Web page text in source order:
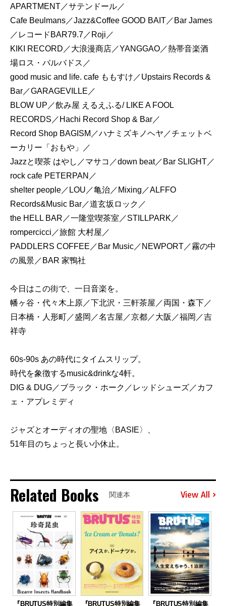
APARTMENT／サテンドール／
Cafe Beulmans／Jazz&Coffee GOOD BAIT／Bar James
／レコードBAR79.7／Roji／
KIKI RECORD／大浪漫商店／YANGGAO／熱帯音楽酒
場ロス・バルバドス／
good music and life. cafe ももすけ／Upstairs Records &
Bar／GARAGEVILLE／
BLOW UP／飲み屋 えるえふる/ LIKE A FOOL
RECORDS／Hachi Record Shop & Bar／
Record Shop BAGISM／ハナミズキノヘヤ／チェットベ
ーカリー「おもや」／
Jazzと喫茶 はやし／マサコ／down beat／Bar SLIGHT／
rock cafe PETERPAN／
shelter people／LOU／亀治／Mixing／ALFFO
Records&Music Bar／道玄坂ロック／
the HELL BAR／一隆堂喫茶室／STILLPARK／
rompercicci／旅館 大村屋／
PADDLERS COFFEE／Bar Music／NEWPORT／霧の中
の風景／BAR 家鴨社
今日はこの街で、一日音楽を。
幡ヶ谷・代々木上原／下北沢・三軒茶屋／両国・森下／
日本橋・人形町／盛岡／名古屋／京都／大阪／福岡／吉
祥寺
60s-90s あの時代にタイムスリップ。
時代を象徴するmusic&drinkな4軒。
DIG & DUG／ブラック・ホーク／レッドシューズ／カフ
ェ・アプレミディ
ジャズとオーディオの聖地〈BASIE〉、
51年目のちょっと長い小休止。
Related Books 関連本 View All
『BRUTUS特別編集
『BRUTUS特別編集
『BRUTUS特別編集